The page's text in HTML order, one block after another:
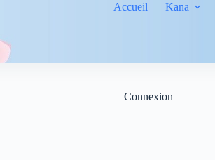
Accueil Kana
Connexion